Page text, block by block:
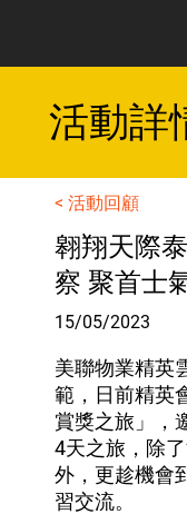
活動詳
美聯物業精英
範，日前精英
賞獎之旅」，
4天之旅，除
外，更趁機會
習交流。
15/05/2023
翱翔天際
察 聚首士
< 活動回顧